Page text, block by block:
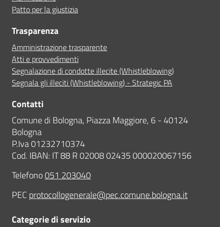
Patto per la giustizia
Trasparenza
Amministrazione trasparente
Atti e provvedimenti
Segnalazione di condotte illecite (Whistleblowing)
Segnala gli illeciti (Whistleblowing) - Strategic PA
Contatti
Comune di Bologna, Piazza Maggiore, 6 - 40124
Bologna
P.Iva 01232710374
Cod. IBAN: IT 88 R 02008 02435 000020067156
Telefono051 203040
PEC protocollogenerale@pec.comune.bologna.it
Categorie di servizio